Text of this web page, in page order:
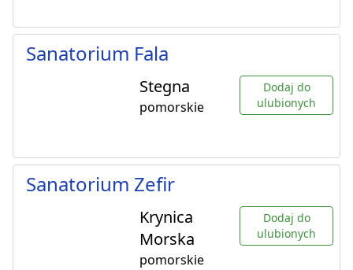
Sanatorium Fala
Stegna
pomorskie
Dodaj do
ulubionych
Sanatorium Zefir
Krynica
Morska
pomorskie
Dodaj do
ulubionych